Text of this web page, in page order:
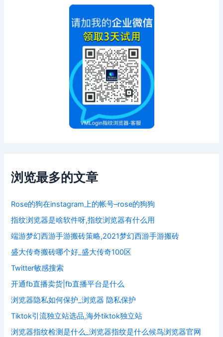
浏览最多的文章
Rose的狗在instagram上的帐号–rose的狗狗
指纹浏览器是啥软件呀,指纹浏览器有什么用
端游梦幻西游手游搬砖策略,2021梦幻西游手游搬砖
盛大传奇搬砖哪个好_盛大传奇100区
Twitter敏感搜索
开通fb直播卖货|fb直播平台是什么
浏览器隐私如何保护_浏览器 隐私保护
Tiktok引流独立站选品,海外tiktok独立站
浏览器指纹检测是什么_浏览器指纹是什么候鸟浏览器官网